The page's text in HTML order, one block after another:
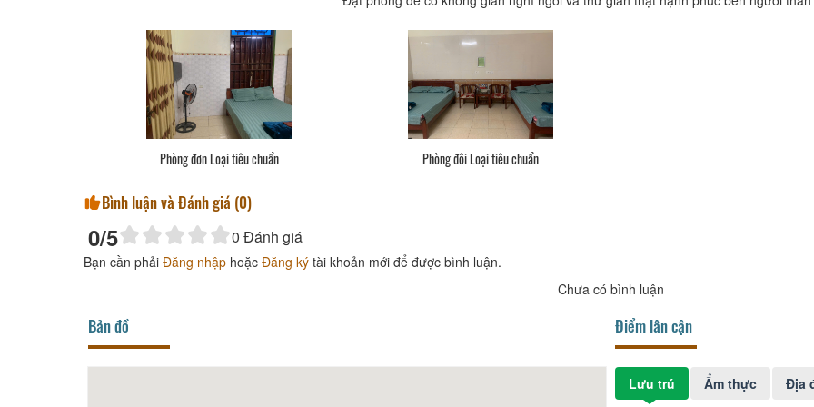
Phòng đơn Loại tiêu chuẩn Phòng đôi Loại tiêu chuẩn
Bình luận và Đánh giá (0)
0/5 0 Đánh giá
Bạn cần phải Đăng nhập hoặc Đăng ký tài khoản mới để được bình luận.
Chưa có bình luận
Bản đồ Điểm lân cận
Lưu trú Ẩm thực Địa